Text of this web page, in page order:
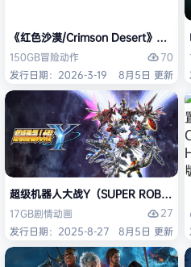
《红色沙漠/Crimson Desert》免安装
150GB冒险动作
70
发行日期：2026-3-19
8月5日 更新
超级机器人大战Y（SUPER ROBOT
17GB剧情动画
27
发行日期：2025-8-27
8月5日 更新